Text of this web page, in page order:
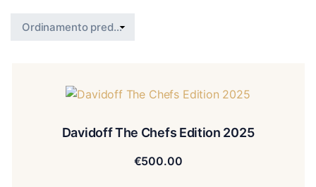
Davidoff The Chefs Edition 2025
€500.00